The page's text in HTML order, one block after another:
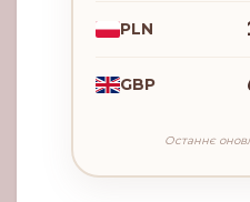
PLN
GBP
Останнє